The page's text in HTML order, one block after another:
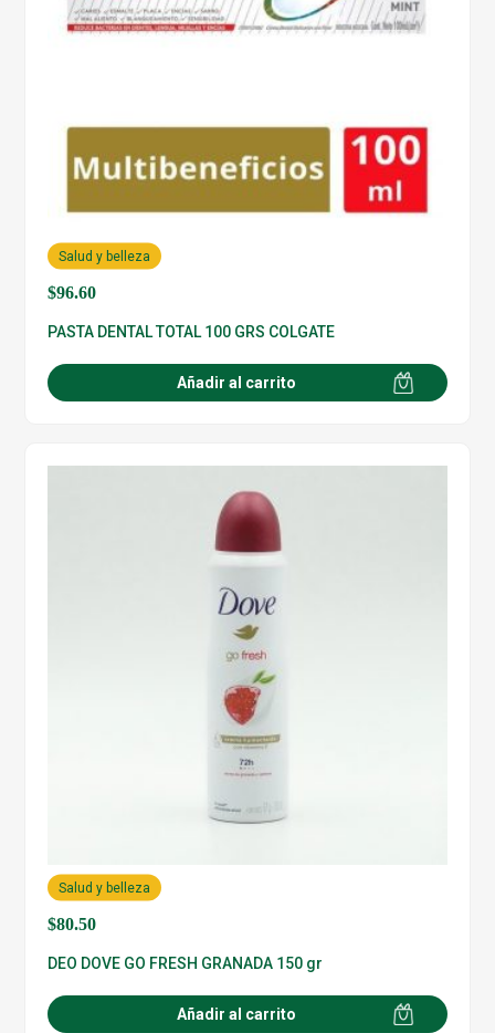
$96.60
Salud y belleza
PASTA DENTAL TOTAL 100 GRS COLGATE
Añadir al carrito
$80.50
Salud y belleza
DEO DOVE GO FRESH GRANADA 150 gr
Añadir al carrito